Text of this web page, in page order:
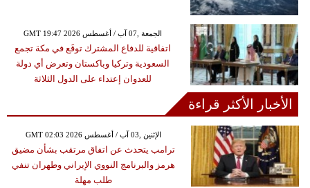
GMT 19:47 2026 الجمعة ,07 آب / أغسطس
اتفاقية للدفاع المشترك توقَع في مكة تجمع
السعودية وتركيا وباكستان وتعرض أي دولة
للعدوان إعتداء على الدول الثلاثة
الأخبار الأكثر قراءة
GMT 02:03 2026 الإثنين ,03 آب / أغسطس
ترامب يتحدث عن اتفاق مرتقب بشأن مضيق
هرمز والبرنامج النووي الإيراني وطهران تنفي
طلب مهلة